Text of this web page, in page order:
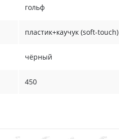
гольф
пластик+каучук (soft-touch)
чёрный
450